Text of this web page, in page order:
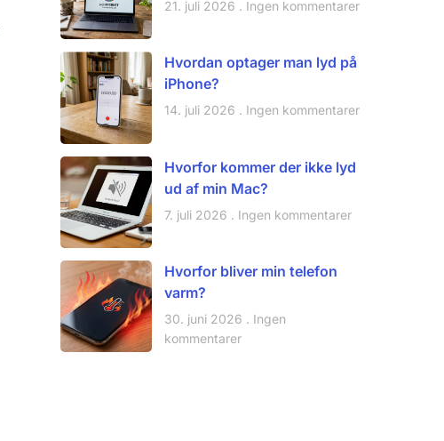
21. juli 2026 Ingen kommentarer
Hvordan optager man lyd på
iPhone?
14. juli 2026 Ingen kommentarer
Hvorfor kommer der ikke lyd
ud af min Mac?
7. juli 2026 Ingen kommentarer
Hvorfor bliver min telefon
varm?
30. juni 2026
Ingen
kommentarer